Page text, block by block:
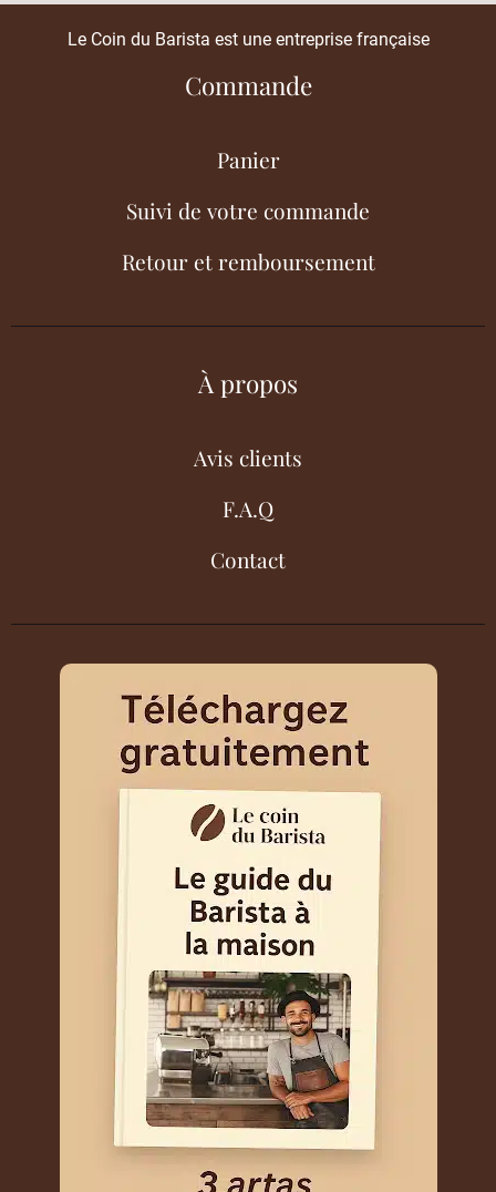
Le Coin du Barista est une entreprise française
Commande
Panier
Suivi de votre commande
Retour et remboursement
À propos
Avis clients
F.A.Q
Contact